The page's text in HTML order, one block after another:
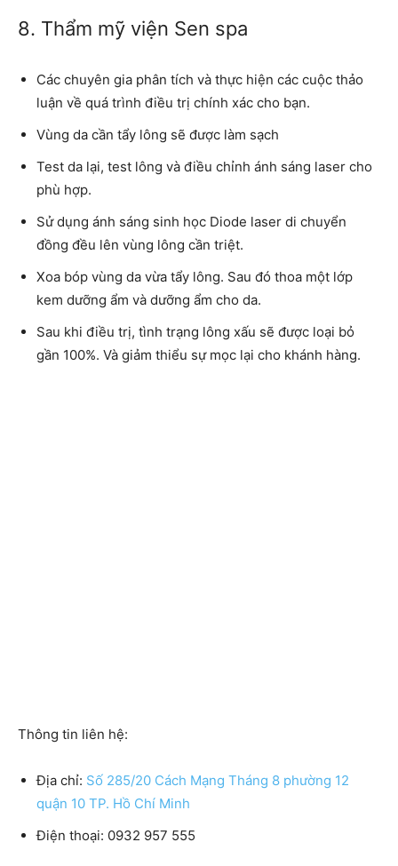
8. Thẩm mỹ viện Sen spa
Các chuyên gia phân tích và thực hiện các cuộc thảo
luận về quá trình điều trị chính xác cho bạn.
Vùng da cần tẩy lông sẽ được làm sạch
Test da lại, test lông và điều chỉnh ánh sáng laser cho
phù hợp.
Sử dụng ánh sáng sinh học Diode laser di chuyển
đồng đều lên vùng lông cần triệt.
Xoa bóp vùng da vừa tẩy lông. Sau đó thoa một lớp
kem dưỡng ẩm và dưỡng ẩm cho da.
Sau khi điều trị, tình trạng lông xấu sẽ được loại bỏ
gần 100%. Và giảm thiểu sự mọc lại cho khánh hàng.
Thông tin liên hệ:
Địa chỉ: Số 285/20 Cách Mạng Tháng 8 phường 12
quận 10 TP. Hồ Chí Minh
Điện thoại: 0932 957 555